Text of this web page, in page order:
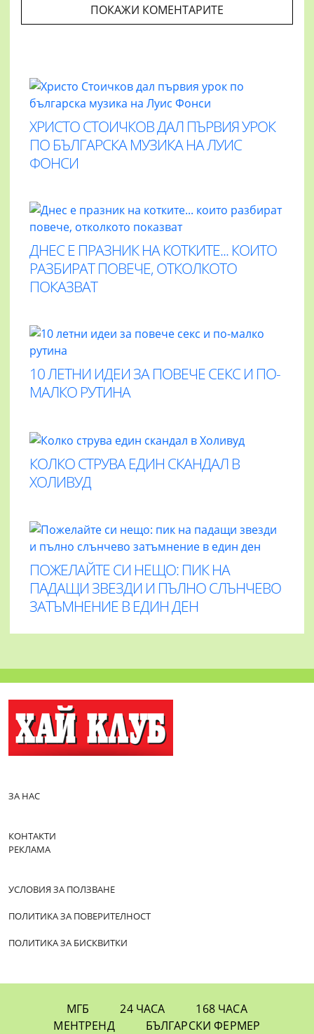
ПОКАЖИ КОМЕНТАРИТЕ
ХРИСТО СТОИЧКОВ ДАЛ ПЪРВИЯ УРОК
ПО БЪЛГАРСКА МУЗИКА НА ЛУИС
ФОНСИ
ДНЕС Е ПРАЗНИК НА КОТКИТЕ... КОИТО
РАЗБИРАТ ПОВЕЧЕ, ОТКОЛКОТО
ПОКАЗВАТ
10 ЛЕТНИ ИДЕИ ЗА ПОВЕЧЕ СЕКС И ПО-
МАЛКО РУТИНА
КОЛКО СТРУВА ЕДИН СКАНДАЛ В
ХОЛИВУД
ПОЖЕЛАЙТЕ СИ НЕЩО: ПИК НА
ПАДАЩИ ЗВЕЗДИ И ПЪЛНО СЛЪНЧЕВО
ЗАТЪМНЕНИЕ В ЕДИН ДЕН
ЗА НАС
КОНТАКТИ
РЕКЛАМА
УСЛОВИЯ ЗА ПОЛЗВАНЕ
ПОЛИТИКА ЗА ПОВЕРИТЕЛНОСТ
ПОЛИТИКА ЗА БИСКВИТКИ
МГБ 24 ЧАСА
168 ЧАСА
МЕНТРЕНД
БЪЛГАРСКИ ФЕРМЕР